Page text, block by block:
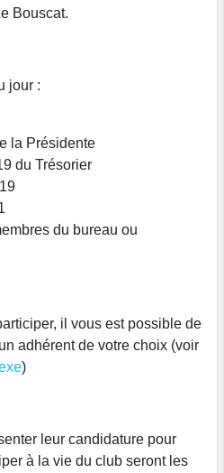
Bouscat.
jour :
la Présidente
du Trésorier
du bureau ou
il vous est possible de
adhérent de votre choix (voir
)
leur candidature pour
à la vie du club seront les